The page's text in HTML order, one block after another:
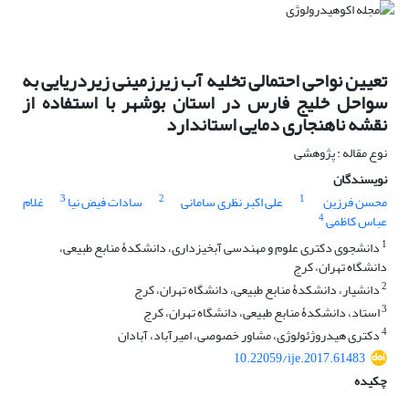
تعیین نواحی احتمالی تخلیه آب زیرزمینی زیردریایی به
سواحل خلیج فارس در استان بوشهر با استفاده از
نقشه ناهنجاری دمایی استاندارد
نوع مقاله : پژوهشی
نویسندگان
محسن فرزین
1 علی اکبر نظری سامانی 2 سادات فیض نیا 3 غلام
عباس کاظمی4
1 دانشجوی دکتری علوم و مهندسی آبخیزداری، دانشکدۀ منابع طبیعی،
دانشگاه تهران، کرج
2دانشیار، دانشکدۀ منابع طبیعی، دانشگاه تهران، کرج
3استاد، دانشکدۀ منابع طبیعی، دانشگاه تهران، کرج
4دکتری هیدروژئولوژی، مشاور خصوصی، امیرآباد، آبادان
10.22059/ije.2017.61483
چکیده